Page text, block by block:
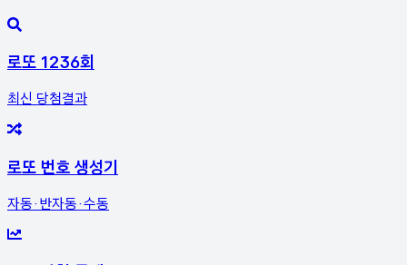
로또 1236회
최신 당첨결과
로또 번호 생성기
자동·반자동·수동